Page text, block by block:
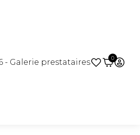
- Galerie prestataires 0